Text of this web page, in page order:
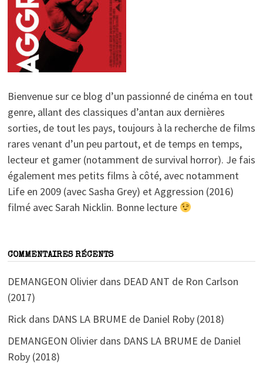
Bienvenue sur ce blog d’un passionné de cinéma en tout
genre, allant des classiques d’antan aux dernières
sorties, de tout les pays, toujours à la recherche de films
rares venant d’un peu partout, et de temps en temps,
lecteur et gamer (notamment de survival horror). Je fais
également mes petits films à côté, avec notamment
Life en 2009 (avec Sasha Grey) et Aggression (2016)
filmé avec Sarah Nicklin. Bonne lecture
COMMENTAIRES RÉCENTS
DEMANGEON Olivierdans DEAD ANT de Ron Carlson
(2017)
Rick dans DANS LA BRUME de Daniel Roby (2018)
DEMANGEON Olivierdans DANS LA BRUME de Daniel
Roby (2018)